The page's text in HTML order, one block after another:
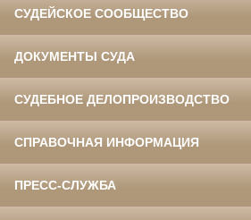
СУДЕЙСКОЕ СООБЩЕСТВО
ДОКУМЕНТЫ СУДА
СУДЕБНОЕ ДЕЛОПРОИЗВОДСТВО
СПРАВОЧНАЯ ИНФОРМАЦИЯ
ПРЕСС-СЛУЖБА